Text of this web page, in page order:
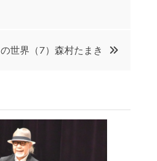
世界（7）森村たまき